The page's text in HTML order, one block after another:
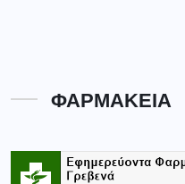
ΦΑΡΜΑΚΕΙΑ